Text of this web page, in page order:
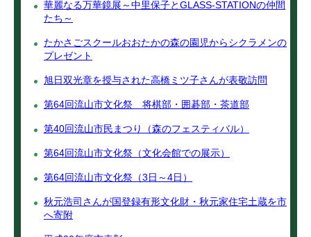
華麗なる万華鏡展～中里保子とGLASS-STATIONの仲間
たち～
たかさごスクールおおたかの森の園児からシクラメンの
プレゼント
旭日双光章を授与された高橋ミツ子さんが表敬訪問
第64回流山市文化祭 将棋部・囲碁部・茶道部
第40回流山市民まつり（森のフェスティバル）
第64回流山市文化祭（文化会館での展示）
第64回流山市文化祭（3日～4日）
秋元浩司さんが国登録有形文化財・秋元家住宅土蔵を市
へ寄附